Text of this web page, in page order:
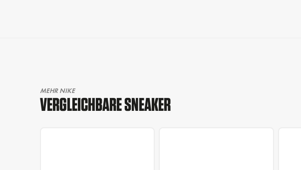
MEHR NIKE
VERGLEICHBARE SNEAKER